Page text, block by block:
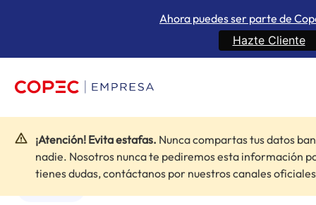
Ahora puedes ser parte de
Hazte Cliente
¡Atención! Evita estafas. Nunca compartas tus datos
nadie. Nosotros nunca te pediremos esta información
tienes dudas, contáctanos por nuestros canales
Inicio» Blogs»Logística: qué es y para qué sirve